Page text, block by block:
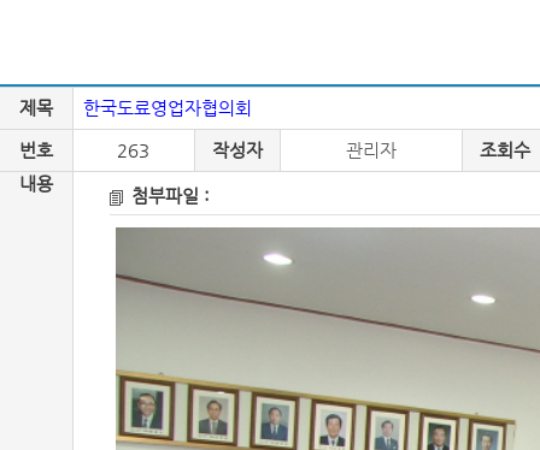
제목 한국도료영업자협의회
번호 263 작성자 관리자
조회수
내용
첨부파일 :